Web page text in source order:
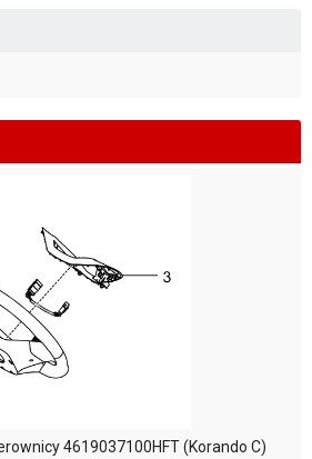
4619037100HFT (Korando C)